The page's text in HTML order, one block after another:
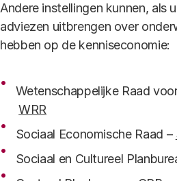
Andere instellingen kunnen, als
adviezen uitbrengen over
hebben op de kenniseconomie:
Wetenschappelijke Raad
WRR
Sociaal Economische Raad –
Sociaal en Cultureel